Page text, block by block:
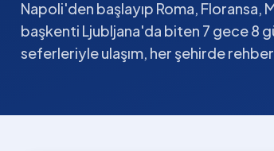
Napoli'den başlayıp Roma, Floransa,
başkenti Ljubljana'da biten 7 gece 8
seferleriyle ulaşım, her şehirde